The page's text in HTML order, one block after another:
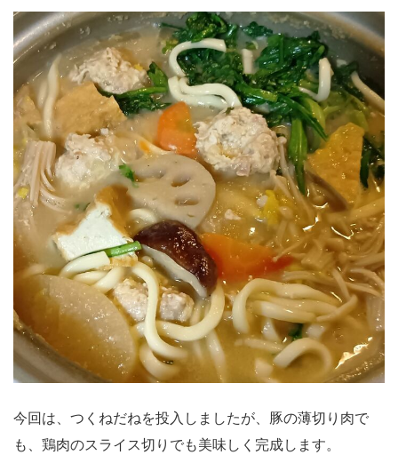
今回は、つくねだねを投入しましたが、豚の薄切り肉で
も、鶏肉のスライス切りでも美味しく完成します。